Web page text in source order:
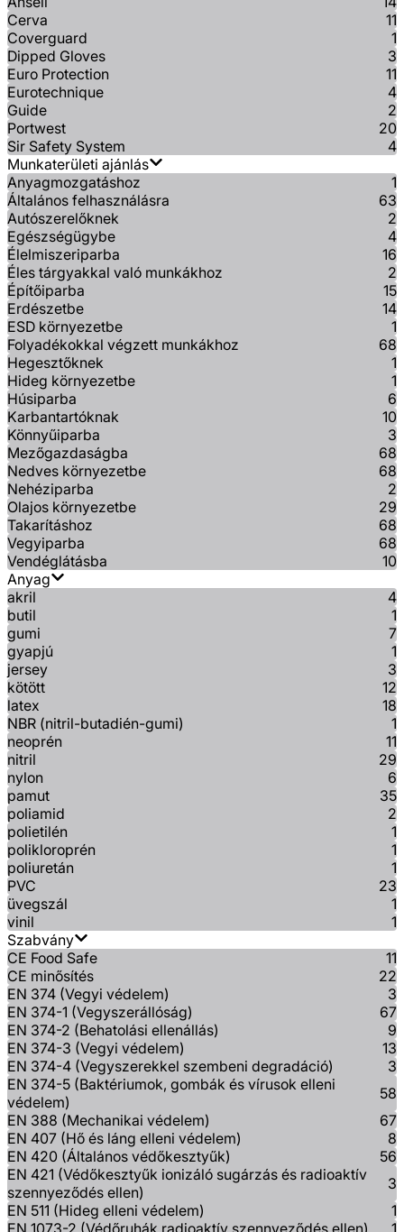
Cerva
11
Coverguard
1
Dipped Gloves
3
Euro Protection
11
Eurotechnique
4
Guide
2
Portwest
20
Sir Safety System
4
Munkaterületi ajánlás
Anyagmozgatáshoz
1
Általános felhasználásra
63
Autószerelőknek
2
Egészségügybe
4
Élelmiszeriparba
16
Éles tárgyakkal való munkákhoz
2
Építőiparba
15
Erdészetbe
14
ESD környezetbe
1
Folyadékokkal végzett munkákhoz
68
Hegesztőknek
1
Hideg környezetbe
1
Húsiparba
6
Karbantartóknak
10
Könnyűiparba
3
Mezőgazdaságba
68
Nedves környezetbe
68
Nehéziparba
2
Olajos környezetbe
29
Takarításhoz
68
Vegyiparba
68
Vendéglátásba
10
Anyag
akril
4
butil
1
gumi
7
gyapjú
1
jersey
3
kötött
12
latex
18
NBR (nitril-butadién-gumi)
1
neoprén
11
nitril
29
nylon
6
pamut
35
poliamid
2
polietilén
1
polikloroprén
1
poliuretán
1
PVC
23
üvegszál
1
vinil
1
Szabvány
CE Food Safe
11
CE minősítés
22
EN 374 (Vegyi védelem)
3
EN 374-1 (Vegyszerállóság)
67
EN 374-2 (Behatolási ellenállás)
9
EN 374-3 (Vegyi védelem)
13
EN 374-4 (Vegyszerekkel szembeni degradáció)
3
EN 374-5 (Baktériumok, gombák és vírusok elleni
védelem)
58
EN 388 (Mechanikai védelem)
67
EN 407 (Hő és láng elleni védelem)
8
EN 420 (Általános védőkesztyűk)
56
EN 421 (Védőkesztyűk ionizáló sugárzás és radioaktív
szennyeződés ellen)
3
EN 511 (Hideg elleni védelem)
1